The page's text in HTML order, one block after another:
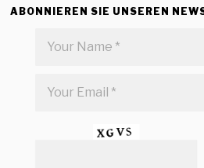
ABONNIEREN SIE UNSEREN